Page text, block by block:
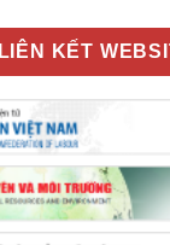
LIÊN KẾT